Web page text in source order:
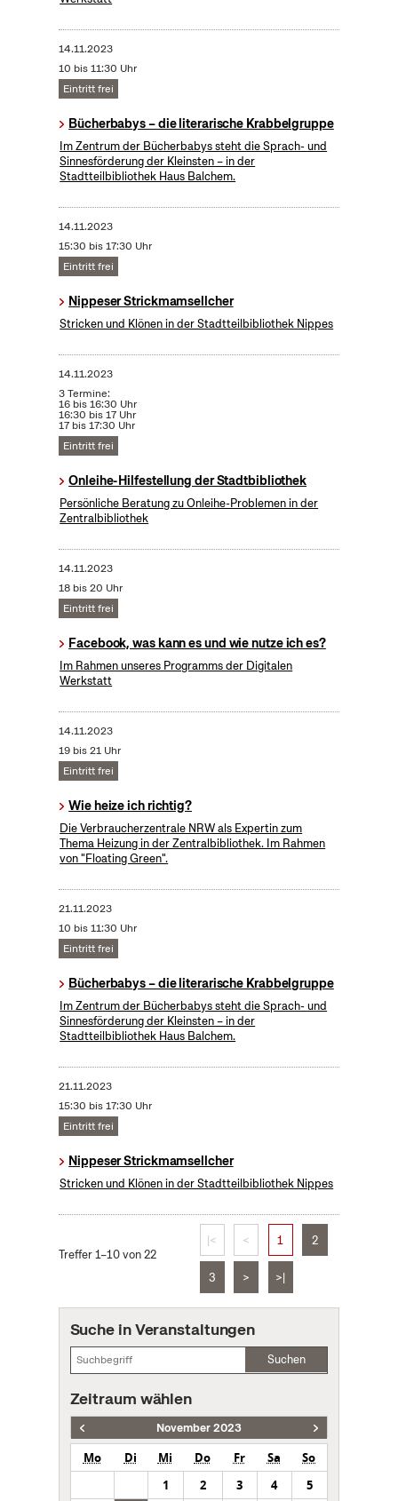
14.11.2023
10 bis 11:30 Uhr
Eintritt frei
Bücherbabys – die literarische Krabbelgruppe
Im Zentrum der Bücherbabys steht die Sprach- und
Sinnesförderung der Kleinsten – in der
Stadtteilbibliothek Haus Balchem.
14.11.2023
15:30 bis 17:30 Uhr
Eintritt frei
Nippeser Strickmamsellcher
Stricken und Klönen in der Stadtteilbibliothek Nippes
14.11.2023
3 Termine:
16 bis 16:30 Uhr
16:30 bis 17 Uhr
17 bis 17:30 Uhr
Eintritt frei
Onleihe-Hilfestellung der Stadtbibliothek
Persönliche Beratung zu Onleihe-Problemen in der
Zentralbibliothek
14.11.2023
18 bis 20 Uhr
Eintritt frei
Facebook, was kann es und wie nutze ich es?
Im Rahmen unseres Programms der Digitalen
Werkstatt
14.11.2023
19 bis 21 Uhr
Eintritt frei
Wie heize ich richtig?
Die Verbraucherzentrale NRW als Expertin zum
Thema Heizung in der Zentralbibliothek. Im Rahmen
von "Floating Green".
21.11.2023
10 bis 11:30 Uhr
Eintritt frei
Bücherbabys – die literarische Krabbelgruppe
Im Zentrum der Bücherbabys steht die Sprach- und
Sinnesförderung der Kleinsten – in der
Stadtteilbibliothek Haus Balchem.
21.11.2023
15:30 bis 17:30 Uhr
Eintritt frei
Nippeser Strickmamsellcher
Stricken und Klönen in der Stadtteilbibliothek Nippes
Treffer 1–10 von 22
|< < 1 2
3 > >|
Suche in Veranstaltungen
Suchen
Zeitraum wählen
November 2023
Mo Di Mi Do Fr Sa
So
1
2 3 4
5